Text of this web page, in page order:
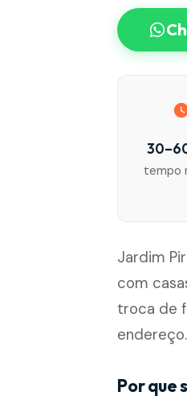
tempo
Jardim
com
troca de
endereço.
Por que